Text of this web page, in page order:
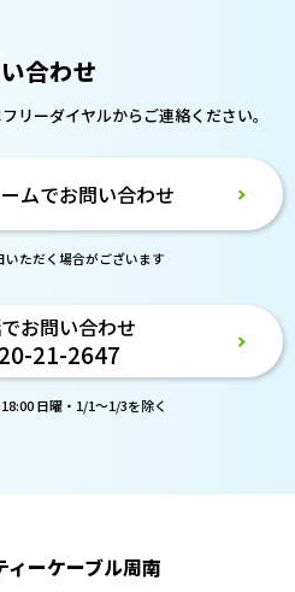
合わせ
フリーダイヤルからご連絡ください。
ムでお問い合わせ
いただく場合がございます
お問い合わせ
21-2647
日曜・1/1～1/3を除く
ィーケーブル周南